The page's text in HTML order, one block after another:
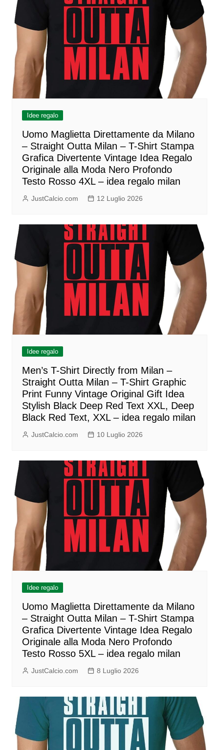
Idee regalo
Uomo Maglietta Direttamente da Milano
– Straight Outta Milan – T-Shirt Stampa
Grafica Divertente Vintage Idea Regalo
Originale alla Moda Nero Profondo
Testo Rosso 4XL – idea regalo milan
JustCalcio.com 12 Luglio 2026
Idee regalo
Men’s T-Shirt Directly from Milan –
Straight Outta Milan – T-Shirt Graphic
Print Funny Vintage Original Gift Idea
Stylish Black Deep Red Text XXL, Deep
Black Red Text, XXL – idea regalo milan
JustCalcio.com 10 Luglio 2026
Idee regalo
Uomo Maglietta Direttamente da Milano
– Straight Outta Milan – T-Shirt Stampa
Grafica Divertente Vintage Idea Regalo
Originale alla Moda Nero Profondo
Testo Rosso 5XL – idea regalo milan
JustCalcio.com 8 Luglio 2026